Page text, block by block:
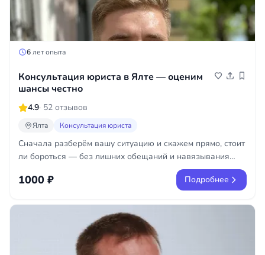
6лет опыта
Консультация юриста в Ялте — оценим
шансы честно
4.9· 52 отзывов
Ялта Консультация юриста
Сначала разберём вашу ситуацию и скажем прямо, стоит
ли бороться — без лишних обещаний и навязывания
1000 ₽ Подробнее